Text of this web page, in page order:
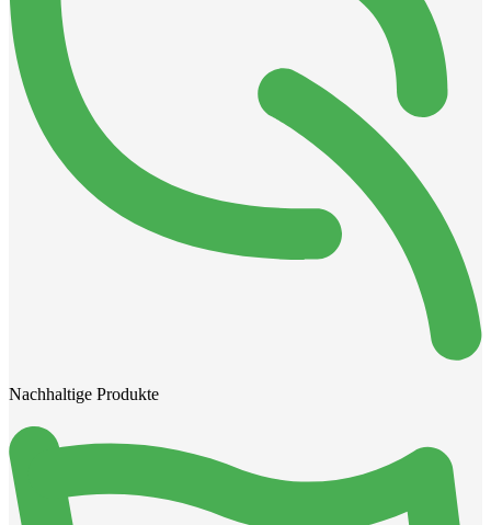
Nachhaltige Produkte